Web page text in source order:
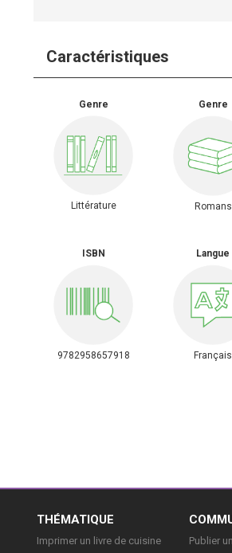
Caractéristiques
Genre
Littérature
Genre
Romans
ISBN
9782958657918
Langue
Français
THÉMATIQUE
Imprimer un livre de cuisine Publier